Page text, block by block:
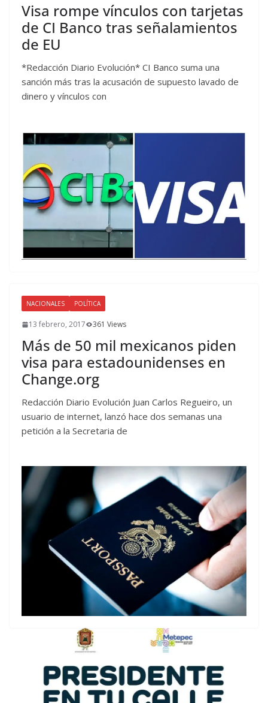
Visa rompe vínculos con tarjetas
de CI Banco tras señalamientos
de EU
*Redacción Diario Evolución* CI Banco suma una
sanción más tras la acusación de supuesto lavado de
dinero y vínculos con
NACIONALES POLÍTICA
13 febrero, 2017 361 Views
Más de 50 mil mexicanos piden
visa para estadounidenses en
Change.org
Redacción Diario Evolución Juan Carlos Regueiro, un
usuario de internet, lanzó hace dos semanas una
petición a la Secretaria de